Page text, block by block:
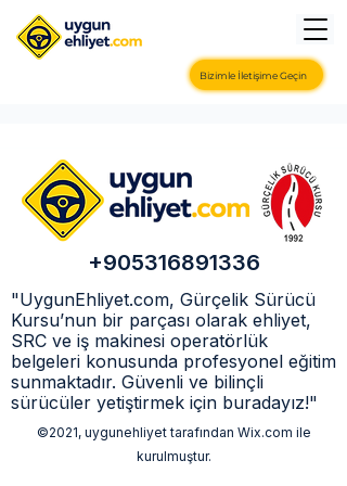
Bizimle İletişime Geçin
+905316891336
"UygunEhliyet.com, Gürçelik Sürücü
Kursu’nun bir parçası olarak ehliyet,
SRC ve iş makinesi operatörlük
belgeleri konusunda profesyonel eğitim
sunmaktadır. Güvenli ve bilinçli
sürücüler yetiştirmek için buradayız!"
©2021, uygunehliyet tarafından Wix.com ile
kurulmuştur.